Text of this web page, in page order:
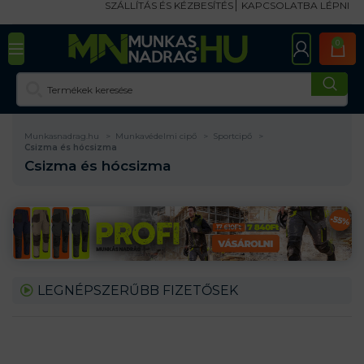
SZÁLLÍTÁS ÉS KÉZBESÍTÉS KAPCSOLATBA LÉPNI
0
Munkasnadrag.hu Munkavédelmi cipő
Sportcipő
Csizma és hócsizma
Csizma és hócsizma
LEGNÉPSZERŰBB FIZETŐSEK